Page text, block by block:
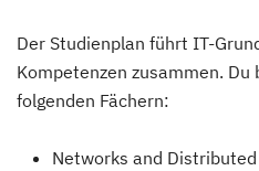
Der Studienplan führt IT-
Kompetenzen zusammen. Du
folgenden Fächern:
Networks and